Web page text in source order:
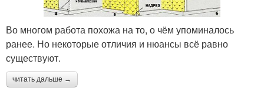
Во многом работа похожа на то, о чём упоминалось
ранее. Но некоторые отличия и нюансы всё равно
существуют.
читать дальше →